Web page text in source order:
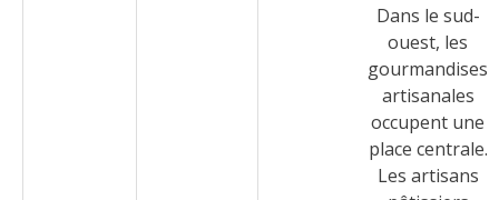
Dans le sud-
ouest, les
gourmandises
artisanales
occupent une
place centrale.
Les artisans